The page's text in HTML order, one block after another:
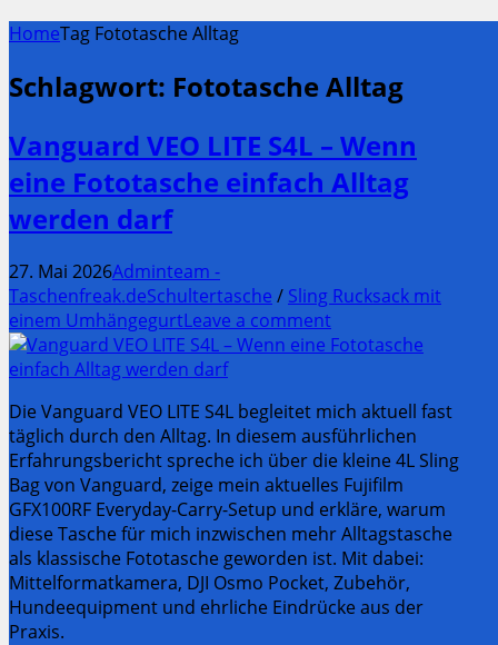
HomeTag Fototasche Alltag
Schlagwort: Fototasche Alltag
Vanguard VEO LITE S4L – Wenn
eine Fototasche einfach Alltag
werden darf
27. Mai 2026Adminteam -
Taschenfreak.deSchultertasche / Sling Rucksack mit
einem UmhängegurtLeave a comment
Die Vanguard VEO LITE S4L begleitet mich aktuell fast
täglich durch den Alltag. In diesem ausführlichen
Erfahrungsbericht spreche ich über die kleine 4L Sling
Bag von Vanguard, zeige mein aktuelles Fujifilm
GFX100RF Everyday-Carry-Setup und erkläre, warum
diese Tasche für mich inzwischen mehr Alltagstasche
als klassische Fototasche geworden ist. Mit dabei:
Mittelformatkamera, DJI Osmo Pocket, Zubehör,
Hundeequipment und ehrliche Eindrücke aus der
Praxis.